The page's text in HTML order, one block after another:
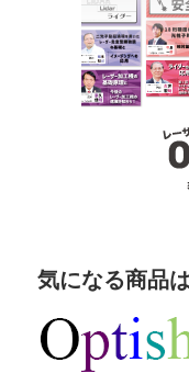
気になる商品